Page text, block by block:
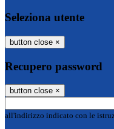
Seleziona utente
button close ×
Recupero password
button close ×
all'indirizzo indicato con le